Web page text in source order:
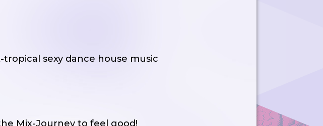
tropical sexy dance house music
Mix-Journey to feel good!